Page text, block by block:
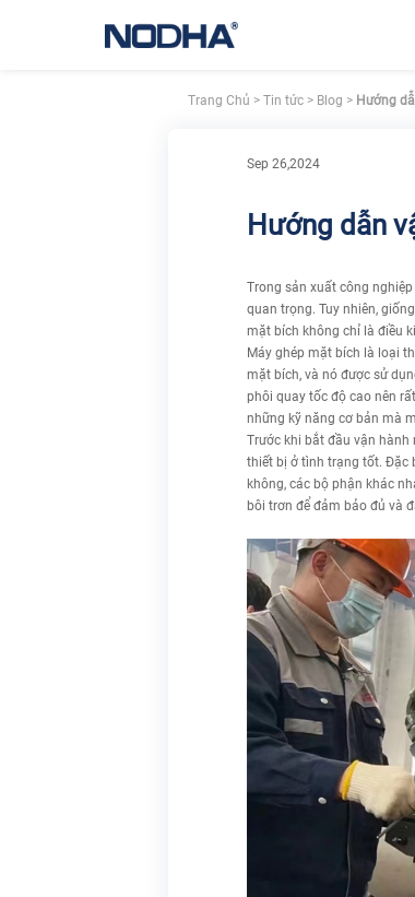
Trang Chủ > Tin tức> Blog >Hướng
Sep 26,2024
Hướng dẫn
Trong sản xuất công
quan trọng. Tuy nhiên,
mặt bích không chỉ là điều
Máy ghép mặt bích là loại
mặt bích, và nó được sử
phôi quay tốc độ cao nên
những kỹ năng cơ bản mà
Trước khi bắt đầu vận
thiết bị ở tình trạng tốt. Đặc
không, các bộ phận khác
bôi trơn để đảm bảo đủ và